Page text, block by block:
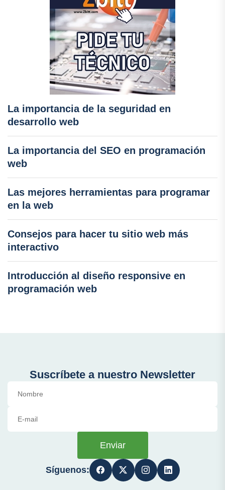
La importancia de la seguridad en
desarrollo web
La importancia del SEO en programación
web
Las mejores herramientas para programar
en la web
Consejos para hacer tu sitio web más
interactivo
Introducción al diseño responsive en
programación web
Suscríbete a nuestro Newsletter
Enviar
Síguenos: